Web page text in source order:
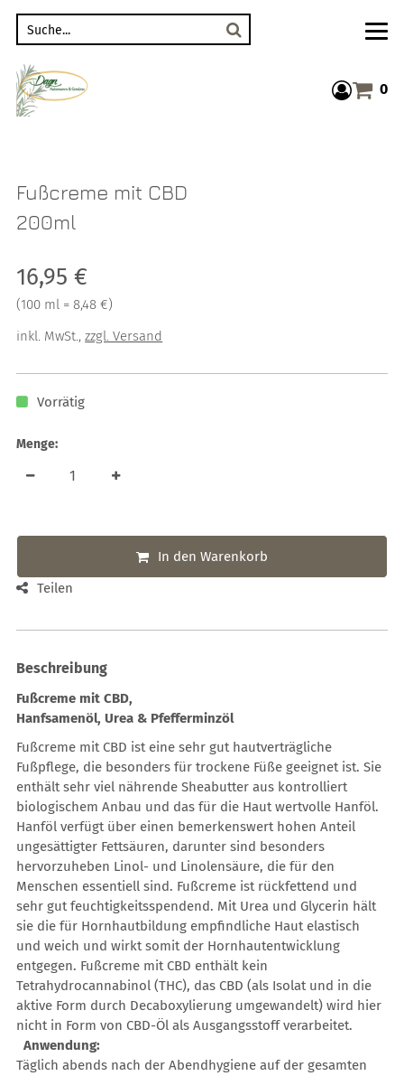
0
Fußcreme mit CBD
200ml
Verkaufspreis: 16,95 €
16,95 €
Preis pro 100 ml = 8,48 €
(100 ml = 8,48 €)
inkl. MwSt.,zzgl. Versand
Vorrätig
Menge:
In den Warenkorb
Teilen
Beschreibung
Fußcreme mit CBD,
Hanfsamenöl, Urea & Pfefferminzöl
Fußcreme mit CBD ist eine sehr gut hautverträgliche
Fußpflege, die besonders für trockene Füße geeignet ist. Sie
enthält sehr viel nährende Sheabutter aus kontrolliert
biologischem Anbau und das für die Haut wertvolle Hanföl.
Hanföl verfügt über einen bemerkenswert hohen Anteil
ungesättigter Fettsäuren, darunter sind besonders
hervorzuheben Linol- und Linolensäure, die für den
Menschen essentiell sind. Fußcreme ist rückfettend und
sehr gut feuchtigkeitsspendend. Mit Urea und Glycerin hält
sie die für Hornhautbildung empfindliche Haut elastisch
und weich und wirkt somit der Hornhautentwicklung
entgegen. Fußcreme mit CBD enthält kein
Tetrahydrocannabinol (THC), das CBD (als Isolat und in die
aktive Form durch Decaboxylierung umgewandelt) wird hier
nicht in Form von CBD-Öl als Ausgangsstoff verarbeitet.
Anwendung:
Täglich abends nach der Abendhygiene auf der gesamten